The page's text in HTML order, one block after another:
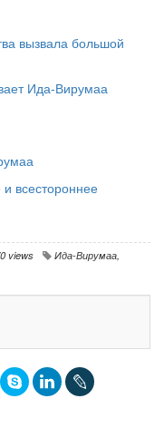
вызвала большой
Ида-Вирумаа
всестороннее
views Ида-Вирумаа,